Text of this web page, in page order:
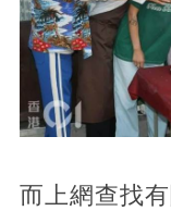
而上網查找